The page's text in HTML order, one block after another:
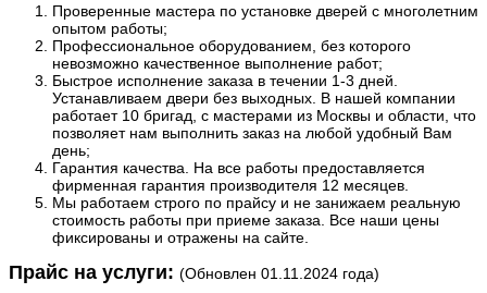
Проверенные мастера по установке дверей с многолетним
опытом работы;
Профессиональное оборудованием, без которого
невозможно качественное выполнение работ;
Быстрое исполнение заказа в течении 1-3 дней.
Устанавливаем двери без выходных. В нашей компании
работает 10 бригад, с мастерами из Москвы и области, что
позволяет нам выполнить заказ на любой удобный Вам
день;
Гарантия качества. На все работы предоставляется
фирменная гарантия производителя 12 месяцев.
Мы работаем строго по прайсу и не занижаем реальную
стоимость работы при приеме заказа. Все наши цены
фиксированы и отражены на сайте.
​Прайс на услуги: (Обновлен 01.11.2024 года)